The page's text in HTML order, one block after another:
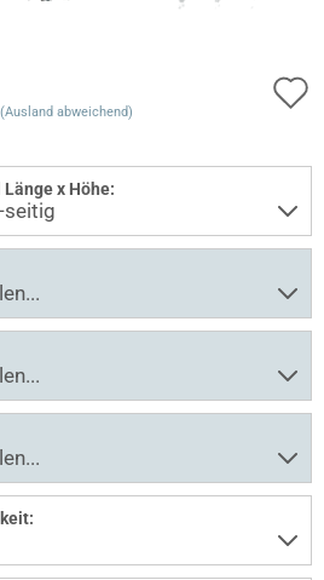
(Ausland abweichend)
x Höhe: